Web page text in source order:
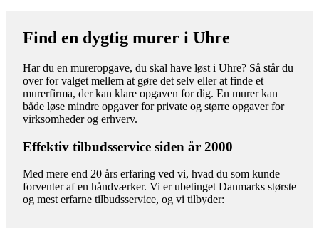
Find en dygtig murer i Uhre
Har du en mureropgave, du skal have løst i Uhre? Så står du
over for valget mellem at gøre det selv eller at finde et
murerfirma, der kan klare opgaven for dig. En murer kan
både løse mindre opgaver for private og større opgaver for
virksomheder og erhverv.
Effektiv tilbudsservice siden år 2000
Med mere end 20 års erfaring ved vi, hvad du som kunde
forventer af en håndværker. Vi er ubetinget Danmarks største
og mest erfarne tilbudsservice, og vi tilbyder: